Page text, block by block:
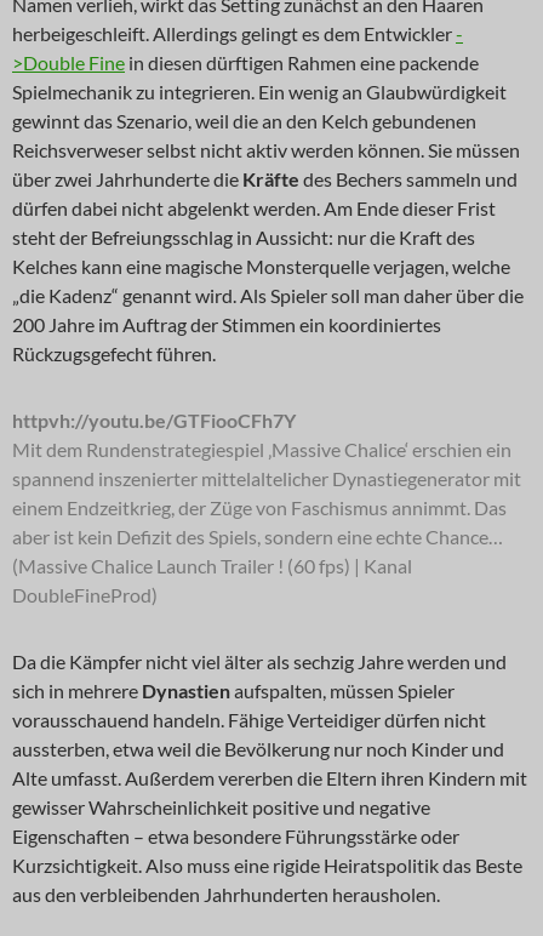
herbeigeschleift. Allerdings gelingt es dem Entwickler-
>Double Fine in diesen dürftigen Rahmen eine packende
Spielmechanik zu integrieren. Ein wenig an Glaubwürdigkeit
gewinnt das Szenario, weil die an den Kelch gebundenen
Reichsverweser selbst nicht aktiv werden können. Sie müssen
über zwei Jahrhunderte die Kräfte des Bechers sammeln und
dürfen dabei nicht abgelenkt werden. Am Ende dieser Frist
steht der Befreiungsschlag in Aussicht: nur die Kraft des
Kelches kann eine magische Monsterquelle verjagen, welche
„die Kadenz“ genannt wird. Als Spieler soll man daher über die
200 Jahre im Auftrag der Stimmen ein koordiniertes
Rückzugsgefecht führen.
httpvh://youtu.be/GTFiooCFh7Y
Mit dem Rundenstrategiespiel ‚Massive Chalice‘ erschien ein
spannend inszenierter mittelaltelicher Dynastiegenerator mit
einem Endzeitkrieg, der Züge von Faschismus annimmt. Das
aber ist kein Defizit des Spiels, sondern eine echte Chance…
(Massive Chalice Launch Trailer ! (60 fps) | Kanal
DoubleFineProd)
Da die Kämpfer nicht viel älter als sechzig Jahre werden und
sich in mehrere Dynastienaufspalten, müssen Spieler
vorausschauend handeln. Fähige Verteidiger dürfen nicht
aussterben, etwa weil die Bevölkerung nur noch Kinder und
Alte umfasst. Außerdem vererben die Eltern ihren Kindern mit
gewisser Wahrscheinlichkeit positive und negative
Eigenschaften – etwa besondere Führungsstärke oder
Kurzsichtigkeit. Also muss eine rigide Heiratspolitik das Beste
aus den verbleibenden Jahrhunderten herausholen.